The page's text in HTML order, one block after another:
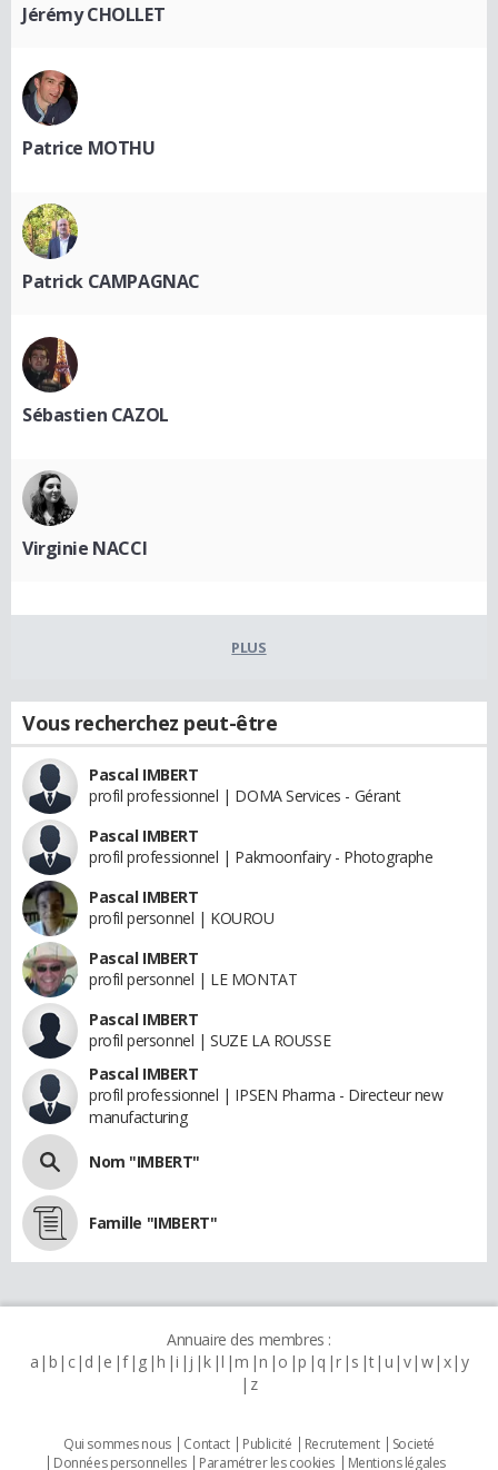
Jérémy CHOLLET
Patrice MOTHU
Patrick CAMPAGNAC
Sébastien CAZOL
Virginie NACCI
PLUS
Vous recherchez peut-être
Pascal IMBERT
profil professionnel | DOMA Services - Gérant
Pascal IMBERT
profil professionnel | Pakmoonfairy - Photographe
Pascal IMBERT
profil personnel | KOUROU
Pascal IMBERT
profil personnel | LE MONTAT
Pascal IMBERT
profil personnel | SUZE LA ROUSSE
Pascal IMBERT
profil professionnel | IPSEN Pharma - Directeur new
manufacturing
Nom "IMBERT"
Famille "IMBERT"
Annuaire des membres :
a b c d e f g h i j k l m n o p q r s t u v w x y
z
Qui sommes nous Contact Publicité Recrutement
Societé
Données personnelles
Paramétrer les cookies Mentions légales